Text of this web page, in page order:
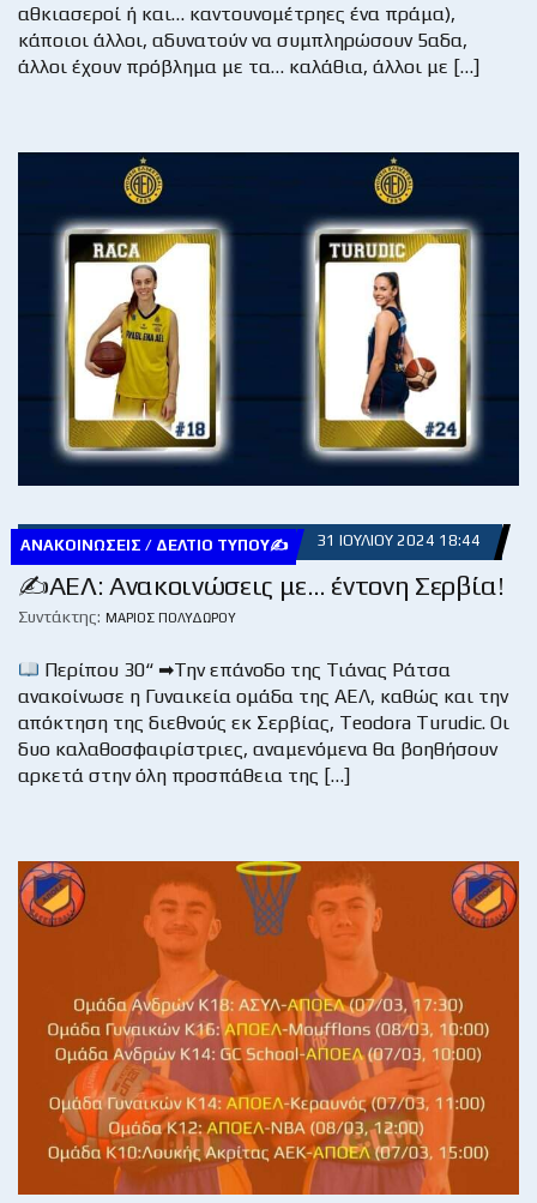
αθκιασεροί ή και… καντουνομέτρηες ένα πράμα),
κάποιοι άλλοι, αδυνατούν να συμπληρώσουν 5αδα,
άλλοι έχουν πρόβλημα με τα… καλάθια, άλλοι με […]
ΑΝΑΚΟΙΝΏΣΕΙΣ / ΔΕΛΤΊΟ ΤΎΠΟΥ✍ 31 ΙΟΥΛΊΟΥ 2024 18:44
✍ΑΕΛ: Ανακοινώσεις με… έντονη Σερβία!
Συντάκτης: ΜΆΡΙΟΣ ΠΟΛΥΔΏΡΟΥ
Περίπου 30“ ➡Την επάνοδο της Τιάνας Ράτσα
ανακοίνωσε η Γυναικεία ομάδα της ΑΕΛ, καθώς και την
απόκτηση της διεθνούς εκ Σερβίας, Teodora Turudic. Οι
δυο καλαθοσφαιρίστριες, αναμενόμενα θα βοηθήσουν
αρκετά στην όλη προσπάθεια της […]